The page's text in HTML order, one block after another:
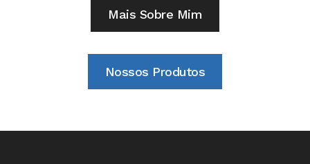
Mais Sobre Mim
Nossos Produtos